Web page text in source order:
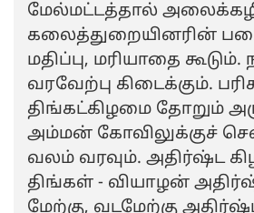
மேல்மட்டத்தால்
கலைத்துறையினரின்
மதிப்பு, மரியாதை
வரவேற்பு கிடைக்கும்.
திங்கட்கிழமை தோறும்
அம்மன் கோவிலுக்குச்
வலம் வரவும். அதிர்ஷ்ட
திங்கள் - வியாழன்
மேற்கு, வடமேற்கு